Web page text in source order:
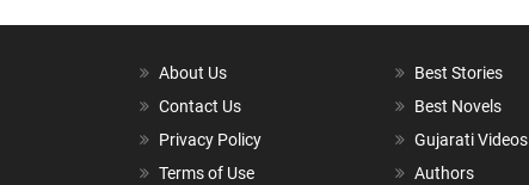
About Us
Contact Us
Privacy Policy
Terms of Use
Best Stories
Best Novels
Gujarati Videos
Authors